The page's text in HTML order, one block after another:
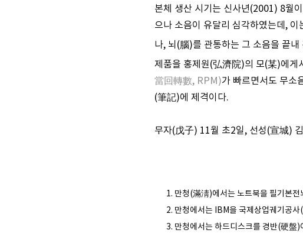
본체 생산 시기는 신사년(2001) 8월
으나 소음이 유달리 심각하였는데,
나, 뇌(腦)를 관통하는 그 소음을 끝
제품을 홍제원(弘濟院)의 모(某)에게
當回轉數, RPM)가 빠르면서도 무소
(筆記)에 제격이다.
무자(戊子) 11월 초2일, 선성(宣城)
만청(滿淸)에서는 노트북을 필기본
만청에서는 IBM을 국제상업궤기공
만청에서는 하드디스크를 경반(硬盤)